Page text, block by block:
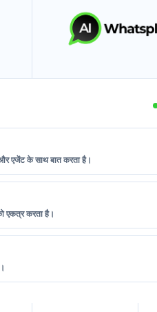
एजेंट के साथ बात करता है।
एकत्र करता है।